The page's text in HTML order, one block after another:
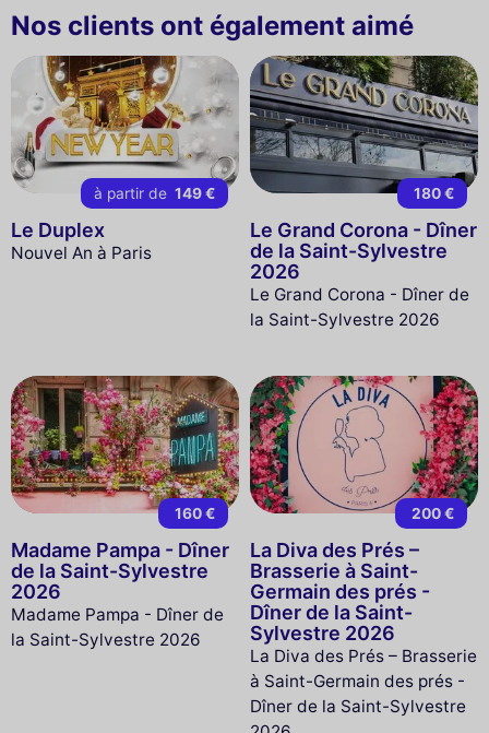
Nos clients ont également aimé
à partir de 149 €
Le Duplex
Nouvel An à Paris
180 €
Le Grand Corona - Dîner
de la Saint-Sylvestre
2026
Le Grand Corona - Dîner de
la Saint-Sylvestre 2026
160 €
Madame Pampa - Dîner
de la Saint-Sylvestre
2026
Madame Pampa - Dîner de
la Saint-Sylvestre 2026
200 €
La Diva des Prés –
Brasserie à Saint-
Germain des prés -
Dîner de la Saint-
Sylvestre 2026
La Diva des Prés – Brasserie
à Saint-Germain des prés -
Dîner de la Saint-Sylvestre